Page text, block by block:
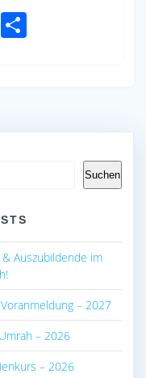
W
Suchen
Auszubildende im
– 2027
– 2026
– 2026